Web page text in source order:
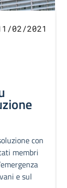
02/2021
con
membri
e sul